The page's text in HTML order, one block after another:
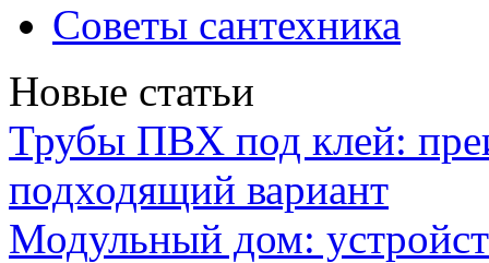
Советы сантехника
Новые статьи
Трубы ПВХ под клей:
подходящий вариант
Модульный дом: